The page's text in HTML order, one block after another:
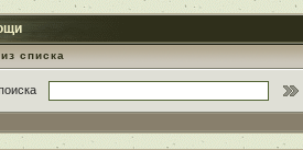
списка